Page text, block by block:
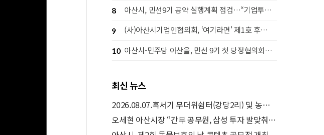
8 아산시, 민선9기 공약 실행계획 점검…“기업투자·시민체감 성과 함께 높인다”
9 (사)아산시기업인협의회, ‘여기라면’ 제1호 후원으로 따뜻한 나눔 실천
10 아산시-민주당 아산을, 민선 9기 첫 당정협의회…‘50만 자족도시’ 실현 맞손
최신 뉴스
2026.08.07.혹서기 무더위쉼터(강당2리) 및 농작업안전관리자 사업 현장방문(김범수 부시장)
오세현 아산시장 “간부 공무원, 삼성 투자 발맞춰 전문성 높여야”